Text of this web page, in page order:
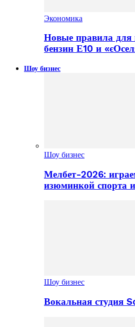
Экономика
Новые правила
бензин Е10 и
Шоу бизнес
Шоу бизнес
Мелбет-2026:
изюминкой спорта
Шоу бизнес
Вокальная студия